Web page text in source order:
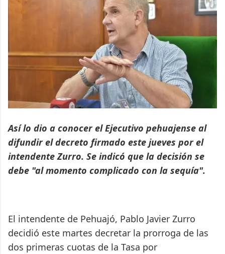
Así lo dio a conocer el Ejecutivo pehuajense al
difundir el decreto firmado este jueves por el
intendente Zurro. Se indicó que la decisión se
debe "al momento complicado con la sequía".
El intendente de Pehuajó, Pablo Javier Zurro
decidió este martes decretar la prorroga de las
dos primeras cuotas de la Tasa por